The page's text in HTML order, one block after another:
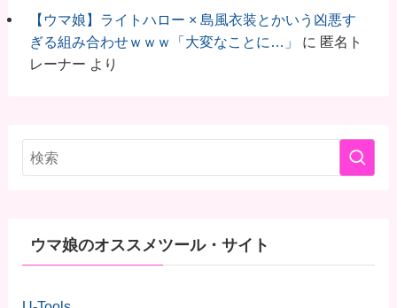
【ウマ娘】ライトハロー × 島風衣装とかいう凶悪す
ぎる組み合わせｗｗｗ「大変なことに…」
に 匿名ト
レーナー より
ウマ娘のオススメツール・サイト